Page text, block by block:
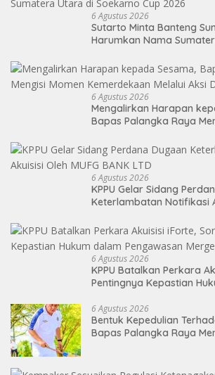
6 Agustus 2026
Sutarto Minta Banteng
Harumkan Nama
6 Agustus 2026
Mengalirkan Harapan
Bapas Palangka Raya
6 Agustus 2026
KPPU Gelar Sidang
Keterlambatan Notifikasi
6 Agustus 2026
KPPU Batalkan Perkara
Pentingnya Kepastian
6 Agustus 2026
Bentuk Kepedulian
Bapas Palangka Raya